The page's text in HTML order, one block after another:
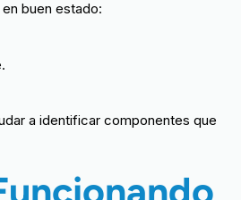
buen estado:
a identificar componentes que